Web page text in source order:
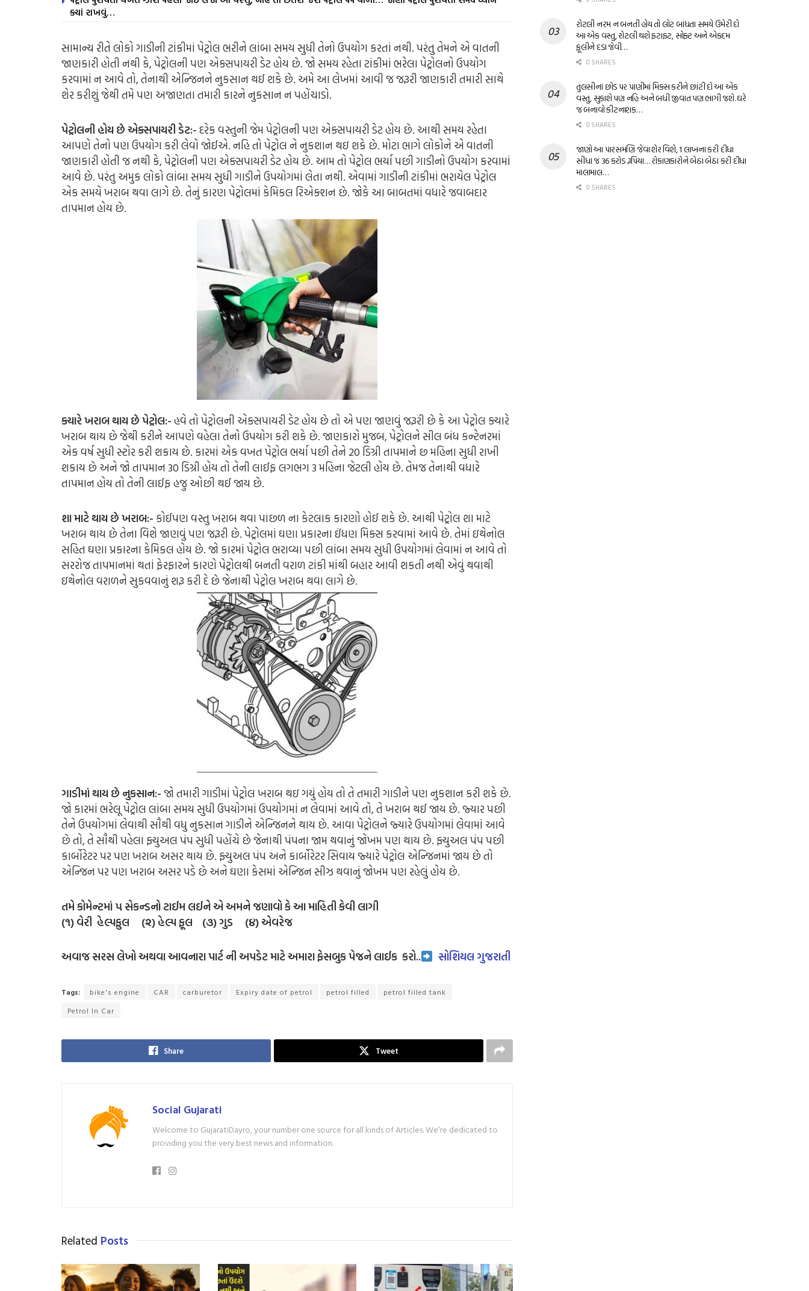
ક્યાં રાખવું…
સામાન્ય રીતે લોકો ગાડીની ટાંકીમાં પેટ્રોલ ભરીને લાંબા સમય સુધી તેનો ઉપયોગ કરતાં નથી. પરંતુ તેમને એ વાતની
જાણકારી હોતી નથી કે, પેટ્રોલની પણ એક્સપાયરી ડેટ હોય છે. જો સમય રહેતા ટાંકીમાં ભરેલા પેટ્રોલનો ઉપયોગ
કરવામાં ન આવે તો, તેનાથી એન્જિનને નુકસાન થઈ શકે છે. અમે આ લેખમાં આવી જ જરૂરી જાણકારી તમારી સાથે
શેર કરીશું જેથી તમે પણ અજાણતા તમારી કારને નુકસાન ન પહોંચાડો.
પેટ્રોલની હોય છે એક્સપાયરી ડેટ:-દરેક વસ્તુની જેમ પેટ્રોલની પણ એક્સપાયરી ડેટ હોય છે. આથી સમય રહેતા
આપણે તેનો પણ ઉપયોગ કરી લેવો જોઈએ. નહિ તો પેટ્રોલ ને નુકશાન થઇ શકે છે. મોટા ભાગે લોકોને એ વાતની
જાણકારી હોતી જ નથી કે, પેટ્રોલની પણ એક્સપાયરી ડેટ હોય છે. આમ તો પેટ્રોલ ભર્યા પછી ગાડીનો ઉપયોગ કરવામાં
આવે છે. પરંતુ અમુક લોકો લાંબા સમય સુધી ગાડીને ઉપયોગમાં લેતા નથી. એવામાં ગાડીની ટાંકીમાં ભરાયેલ પેટ્રોલ
એક સમયે ખરાબ થવા લાગે છે. તેનું કારણ પેટ્રોલમાં કેમિકલ રિએક્શન છે. જોકે આ બાબતમાં વધારે જવાબદાર
તાપમાન હોય છે.
ક્યારે ખરાબ થાય છે પેટ્રોલ:-હવે તો પેટ્રોલની એક્સપાયરી ડેટ હોય છે તો એ પણ જાણવું જરૂરી છે કે આ પેટ્રોલ ક્યારે
ખરાબ થાય છે જેથી કરીને આપણે વહેલા તેનો ઉપયોગ કરી શકે છે. જાણકારો મુજબ, પેટ્રોલને સીલ બંધ કન્ટેનરમાં
એક વર્ષ સુધી સ્ટોર કરી શકાય છે. કારમાં એક વખત પેટ્રોલ ભર્યા પછી તેને 20 ડિગ્રી તાપમાને છ મહિના સુધી રાખી
શકાય છે અને જો તાપમાન 30 ડિગ્રી હોય તો તેની લાઈફ લગભગ 3 મહિના જેટલી હોય છે. તેમજ તેનાથી વધારે
તાપમાન હોય તો તેની લાઈફ હજુ ઓછી થઈ જાય છે.
શા માટે થાય છે ખરાબ:- કોઈપણ વસ્તુ ખરાબ થવા પાછળ ના કેટલાક કારણો હોઈ શકે છે. આથી પેટ્રોલ શા માટે
ખરાબ થાય છે તેના વિશે જાણવું પણ જરૂરી છે. પેટ્રોલમાં ઘણા પ્રકારના ઈંધણ મિક્સ કરવામાં આવે છે. તેમાં ઇથેનોલ
સહિત ઘણા પ્રકારના કેમિકલ હોય છે. જો કારમાં પેટ્રોલ ભરાવ્યા પછી લાંબા સમય સુધી ઉપયોગમાં લેવામાં ન આવે તો
સરરોજ તાપમાનમાં થતાં ફેરફારને કારણે પેટ્રોલથી બનતી વરાળ ટાંકી માંથી બહાર આવી શકતી નથી એવું થવાથી
ઇથેનોલ વરાળને સુકવવાનું શરૂ કરી દે છે જેનાથી પેટ્રોલ ખરાબ થવા લાગે છે.
ગાડીમાં થાય છે નુકસાન:-જો તમારી ગાડીમાં પેટ્રોલ ખરાબ થઇ ગયું હોય તો તે તમારી ગાડીને પણ નુકશાન કરી શકે છે.
જો કારમાં ભરેલૂ પેટ્રોલ લાંબા સમય સુધી ઉપયોગમાં ઉપયોગમાં ન લેવામાં આવે તો, તે ખરાબ થઈ જાય છે. જ્યાર પછી
તેને ઉપયોગમાં લેવાથી સૌથી વધુ નુકસાન ગાડીને એન્જિનને થાય છે. આવા પેટ્રોલને જ્યારે ઉપયોગમાં લેવામાં આવે
છે તો, તે સૌથી પહેલા ફ્યુઅલ પંપ સુધી પહોંચે છે જેનાથી પંપના જામ થવાનું જોખમ પણ થાય છે. ફ્યુઅલ પંપ પછી
કાર્બોરેટર પર પણ ખરાબ અસર થાય છે. ફ્યુઅલ પંપ અને કાર્બોરેટર સિવાય જ્યારે પેટ્રોલ એન્જિનમાં જાય છે તો
એન્જિન પર પણ ખરાબ અસર પડે છે અને ઘણા કેસમાં એન્જિન સીઝ થવાનું જોખમ પણ રહેલું હોય છે.
તમે કોમેન્ટમાં ૫ સેકન્ડનો ટાઈમ લઈને એ અમને જણાવો કે આ માહિતી કેવી લાગી
(૧) વેરી હેલ્પફુલ (૨) હેલ્પ ફૂલ (૩) ગુડ (૪) એવરેજ
અવાજ સરસ લેખો અથવા આવનારા પાર્ટ ની અપડેટ માટે અમારા ફેસબુક પેજને લાઈક કરો.. સોશિયલ ગુજરાતી
Tags: bike's engine CAR carburetor Expiry date of petrol petrol filled
petrol filled tank
Petrol In Car
Share Tweet
Social Gujarati
Welcome to GujaratiDayro, your number one source for all kinds of Articles. We’re dedicated to
providing you the very best news and information.
Related Posts
રોટલી નરમ ન બનતી હોય તો લોટ બાંધતા સમયે ઉમેરી દો
આ એક વસ્તુ, રોટલી થશે ફટાફટ, સોફ્ટ અને એકદમ
ફૂલીને દડા જેવી…
0 SHARES
તુલસીના છોડ પર પાણીમાં મિક્સ કરીને છાંટી દો આ એક
વસ્તુ, સુકાશે પણ નહિ અને બધી જીવાત પણ ભાગી જશે. ઘરે
જ બનાવો કીટનાશક…
0 SHARES
જાણો આ પારસમણિ જેવા શેર વિશે, 1 લાખના કરી દીધા
સીધા જ 36 કરોડ રૂપિયા… રોકાણકારોને બેઠા બેઠા કરી દીધા
માલામાલ…
0 SHARES